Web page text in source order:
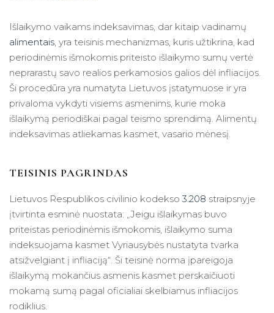
Išlaikymo vaikams indeksavimas, dar kitaip vadinamų
alimentais, yra teisinis mechanizmas, kuris užtikrina, kad
periodinėmis išmokomis priteisto išlaikymo sumų vertė
neprarastų savo realios perkamosios galios dėl infliacijos.
Ši procedūra yra numatyta Lietuvos įstatymuose ir yra
privaloma vykdyti visiems asmenims, kurie moka
išlaikymą periodiškai pagal teismo sprendimą. Alimentų
indeksavimas atliekamas kasmet, vasario mėnesį.
TEISINIS PAGRINDAS
Lietuvos Respublikos civilinio kodekso 3.208 straipsnyje
įtvirtinta esminė nuostata: „Jeigu išlaikymas buvo
priteistas periodinėmis išmokomis, išlaikymo suma
indeksuojama kasmet Vyriausybės nustatyta tvarka
atsižvelgiant į infliaciją“. Ši teisinė norma įpareigoja
išlaikymą mokančius asmenis kasmet perskaičiuoti
mokamą sumą pagal oficialiai skelbiamus infliacijos
rodiklius.